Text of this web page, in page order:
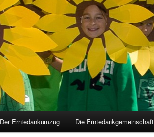
Der Erntedankumzug Die Erntedankgemeinschaft